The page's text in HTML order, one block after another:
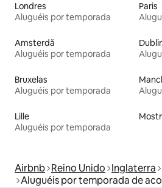
Londres
Aluguéis por temporada
Paris
Amsterdã
Aluguéis por temporada
Bruxelas
Aluguéis por temporada
Lille
Aluguéis por temporada
Airbnb Reino Unido Inglaterra
Aluguéis por temporada de